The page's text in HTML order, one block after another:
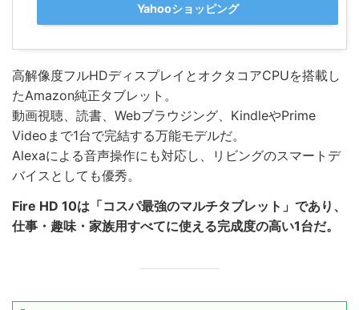
Yahooショッピング
高解像度フルHDディスプレイとオクタコアCPUを搭載し
たAmazon純正タブレット。
動画視聴、読書、Webブラウジング、KindleやPrime
Videoまで1台で完結する万能モデルだ。
Alexaによる音声操作にも対応し、リビングのスマートデ
バイスとしても優秀。
Fire HD 10は「コスパ最強のマルチタブレット」であり、
仕事・趣味・家族用すべてに使える完成度の高い1台だ。